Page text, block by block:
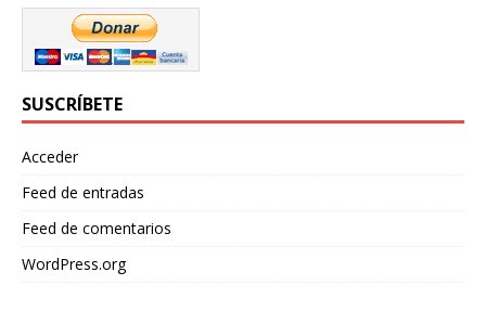
SUSCRÍBETE
Acceder
Feed de entradas
Feed de comentarios
WordPress.org